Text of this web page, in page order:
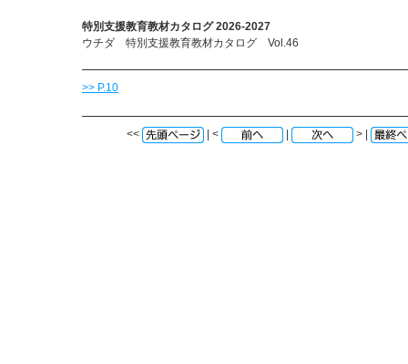
特別支援教育教材カタログ 2026-2027
ウチダ 特別支援教育教材カタログ Vol.46
>> P.10
<< | < > |